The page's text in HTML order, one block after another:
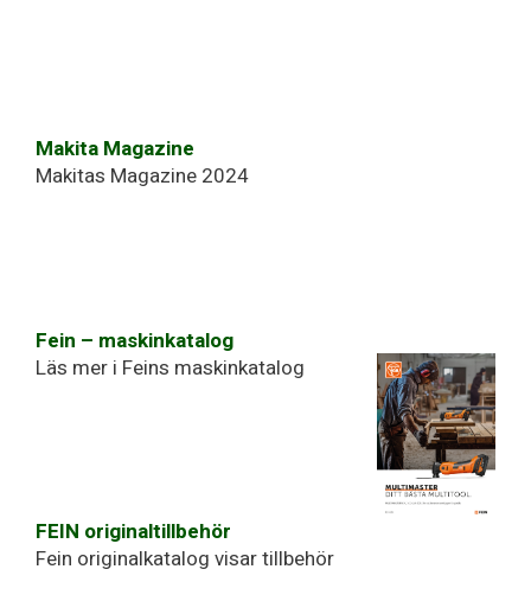
Makita Magazine
Makitas Magazine 2024
Fein – maskinkatalog
Läs mer i Feins maskinkatalog
FEIN originaltillbehör
Fein originalkatalog visar tillbehör